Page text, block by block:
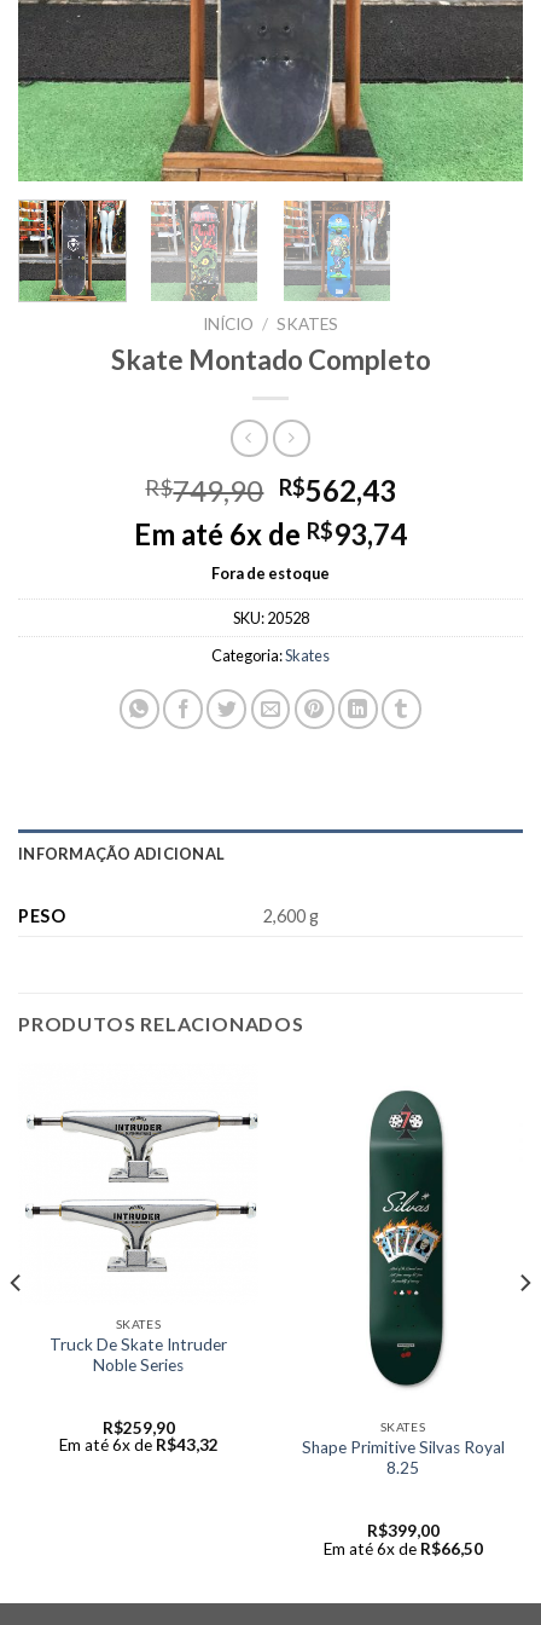
INÍCIO / SKATES
Skate Montado Completo
R$749,90 Original
price
was:
R$749,90.
R$562,43Current
price
is:
Em até 6x de R$93,74
Fora de estoque
SKU:20528
Categoria:Skates
INFORMAÇÃO ADICIONAL
PESO 2,600 g
PRODUTOS RELACIONADOS
SKATES
Truck De Skate Intruder
Noble Series
R$259,90
Em até 6x de R$43,32
SKATES
Shape Primitive Silvas Royal
8.25
R$399,00
Em até 6x de R$66,50